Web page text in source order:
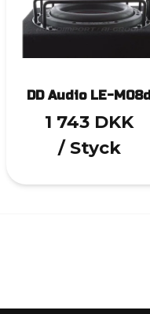
DD Audio LE-M08d
1 743 DKK
/ Styck